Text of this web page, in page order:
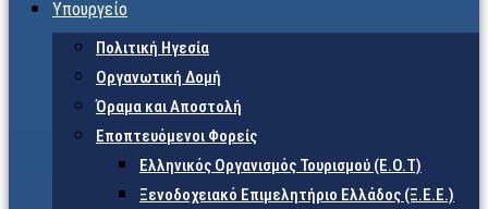
Υπουργείο
Πολιτική Ηγεσία
Οργανωτική Δομή
Όραμα και Αποστολή
Εποπτευόμενοι Φορείς
Eλληνικός Οργανισμός Τουρισμού (Ε.Ο.Τ)
Ξενοδοχειακό Επιμελητήριο Ελλάδος (Ξ.Ε.Ε.)